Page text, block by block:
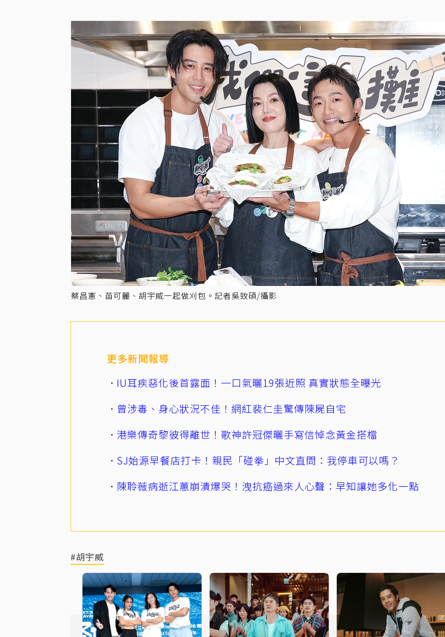
蔡昌憲、苗可麗、胡宇威一起做刈包。記者吳致碩/攝影
更多新聞報導
IU耳疾惡化後首露面！一口氣曬19張近照 真實狀態全曝光
曾涉毒、身心狀況不佳！網紅裴仁圭驚傳陳屍自宅
港樂傳奇黎彼得離世！歌神許冠傑曬手寫信悼念黃金搭檔
SJ始源早餐店打卡！親民「碰拳」中文直問：我停車可以嗎？
陳聆薇病逝江蕙崩潰爆哭！洩抗癌過來人心聲：早知讓她多化一點
#胡宇威